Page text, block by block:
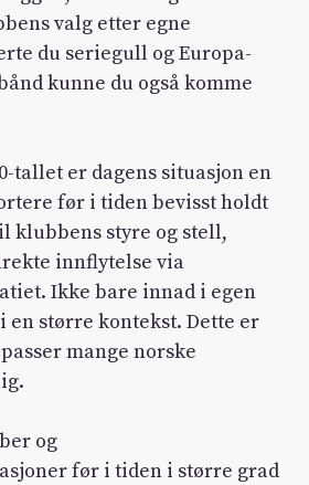
valg etter egne
du seriegull og Europa-
kunne du også komme
tallet er dagens situasjon en
før i tiden bevisst holdt
klubbens styre og stell,
innflytelse via
Ikke bare innad i egen
en større kontekst. Dette er
mange norske
og
før i tiden i større grad